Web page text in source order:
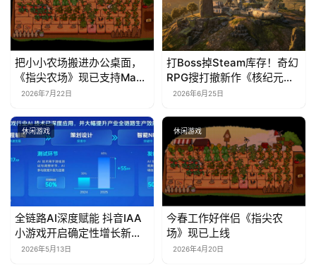
把小小农场搬进办公桌面，
《指尖农场》现已支持Mac
系统！
2026年7月22日
打Boss掉Steam库存！奇幻
RPG搜打撤新作《核纪元》
正式上线Steam：武器属性
2026年6月25日
休闲游戏
全链路AI深度赋能 抖音IAA
小游戏开启确定性增长新周
期2026年5月13日
休闲游戏
今春工作好伴侣《指尖农
场》现已上线
2026年4月20日